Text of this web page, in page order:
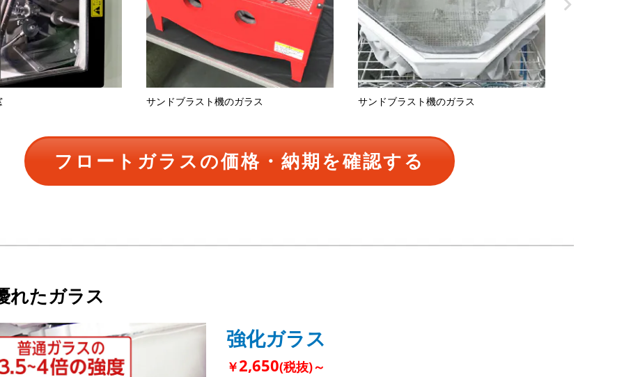
サンドブラスト機のガラス サンドブラスト機のガラス
フロートガラスの価格・納期を確認する
れたガラス
強化ガラス
￥2,650(税抜)～